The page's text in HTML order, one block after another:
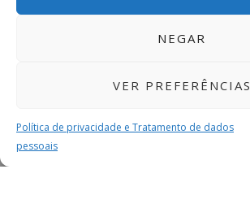
NEGAR
VER PREFERÊNCIAS
Política de privacidade e Tratamento de dados
pessoais